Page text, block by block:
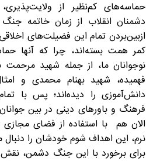
حماسه‌های کم‌نظیر از
دشمنان انقلاب از زمان خاتمه جنگ
ازبین‌بردن تمام این فضیلت‌های
کمر همت بسته‌اند، چرا که آنها
نوجوانان ما، از جمله شهید مرحمت
فهمیده، شهید بهنام محمدی و
دانش‌آموزی را دیده‌اند؛ پس با
فرهنگ و باورهای دینی در بین
الان هم با استفاده از فضای
نرم، این اهداف شوم خودشان را دنبال
برای برخورد با این جنگ دشمن،